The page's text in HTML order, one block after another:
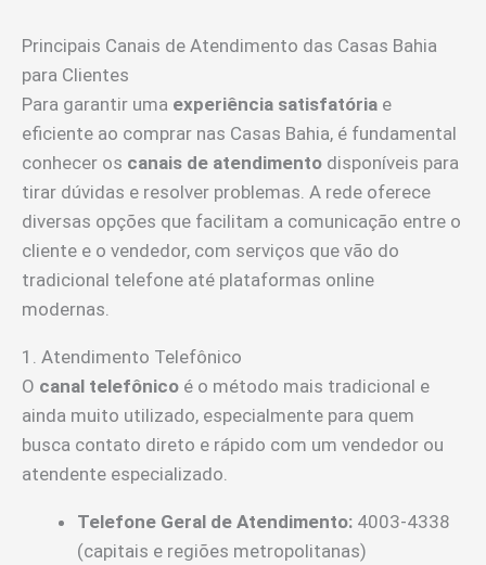
Principais Canais de Atendimento das Casas Bahia
para Clientes
Para garantir uma experiência satisfatória e
eficiente ao comprar nas Casas Bahia, é fundamental
conhecer os canais de atendimento disponíveis para
tirar dúvidas e resolver problemas. A rede oferece
diversas opções que facilitam a comunicação entre o
cliente e o vendedor, com serviços que vão do
tradicional telefone até plataformas online
modernas.
1. Atendimento Telefônico
O canal telefônico é o método mais tradicional e
ainda muito utilizado, especialmente para quem
busca contato direto e rápido com um vendedor ou
atendente especializado.
Telefone Geral de Atendimento: 4003-4338
(capitais e regiões metropolitanas)